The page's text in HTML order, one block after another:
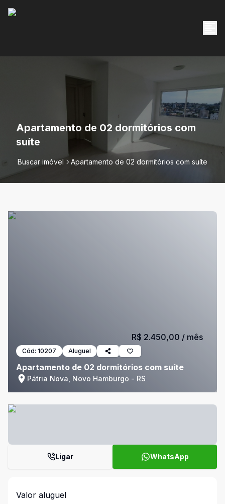
Apartamento de 02 dormitórios com
suíte
Buscar imóvel Apartamento de 02 dormitórios com suíte
Cód: 10207 Aluguel
Apartamento de 02 dormitórios com suíte
Pátria Nova, Novo Hamburgo - RS
R$ 2.450,00 / mês
Ligar WhatsApp
Valor aluguel